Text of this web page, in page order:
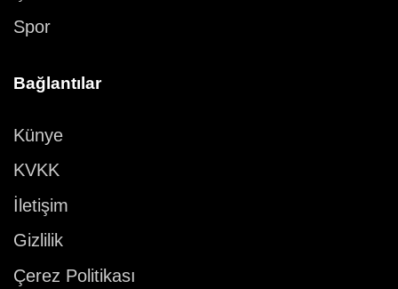
Spor
Bağlantılar
Künye
KVKK
İletişim
Gizlilik
Çerez Politikası